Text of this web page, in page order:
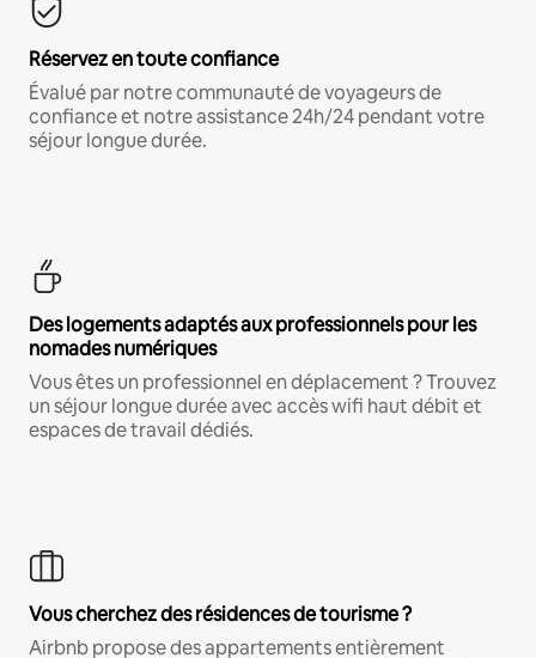
Réservez en toute confiance
Évalué par notre communauté de voyageurs de
confiance et notre assistance 24h/24 pendant votre
séjour longue durée.
Des logements adaptés aux professionnels pour les
nomades numériques
Vous êtes un professionnel en déplacement ? Trouvez
un séjour longue durée avec accès wifi haut débit et
espaces de travail dédiés.
Vous cherchez des résidences de tourisme ?
Airbnb propose des appartements entièrement